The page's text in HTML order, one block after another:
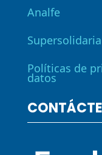
Analfe
Supersolidaria
Políticas de
datos